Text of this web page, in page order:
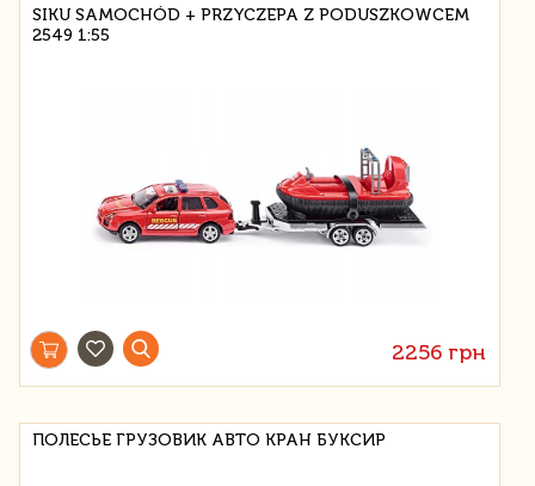
SIKU SAMOCHÓD + PRZYCZEPA Z PODUSZKOWCEM
2549 1:55
2256 грн
ПОЛЕСЬЕ ГРУЗОВИК АВТО КРАН БУКСИР